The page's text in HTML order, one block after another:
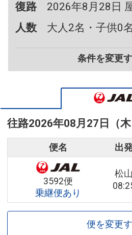
復路
2026年8月28日
人数
大人2名・子供0名
条件を変更
往路2026年08月27日（木
便名 出
3592便
乗継便あり
松山
便を変更